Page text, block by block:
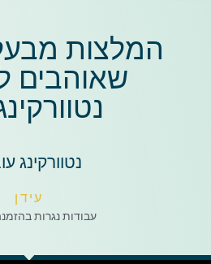
המלצות
שאוהבים
נטוורקינג
עידן
עבודות נגרות